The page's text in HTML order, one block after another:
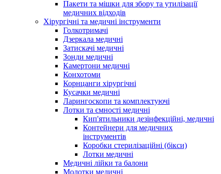
Пакети та мішки для збору та утилізації
медичних відходів
Хірургічні та медичні інструменти
Голкотримачі
Дзеркала медичні
Затискачі медичні
Зонди медичні
Камертони медичні
Конхотоми
Корнцанги хірургічні
Кусачки медичні
Ларингоскопи та комплектуючі
Лотки та ємності медичні
Кип'ятильники дезінфекційні, медичні
Контейнери для медичних
інструментів
Коробки стерилізаційні (бікси)
Лотки медичні
Медичні лійки та балони
Молотки медичні